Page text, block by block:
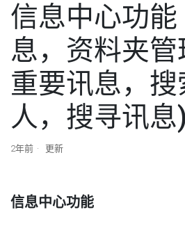
信息中心功
息，资料夹
重要讯息，
人，搜寻讯息)
2年前 更新
信息中心功能